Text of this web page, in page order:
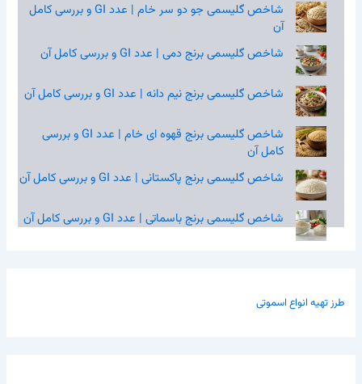
شاخص گلیسمی جو دو سر خام | عدد GI و بررسی کامل
آن
شاخص گلیسمی برنج دمی | عدد GI و بررسی کامل آن
شاخص گلیسمی برنج نیم‌ دانه | عدد GI و بررسی کامل آن
شاخص گلیسمی برنج قهوه‌ ای خام | عدد GI و بررسی
کامل آن
شاخص گلیسمی برنج پاکستانی | عدد GI و بررسی کامل آن
شاخص گلیسمی برنج باسماتی | عدد GI و بررسی کامل آن
طرز تهیه انواع اسموتی